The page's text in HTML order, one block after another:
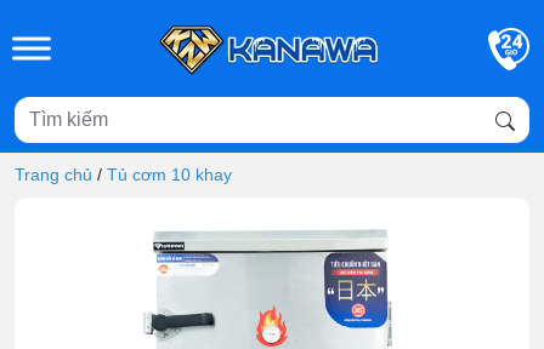
Trang chủ / Tủ cơm 10 khay